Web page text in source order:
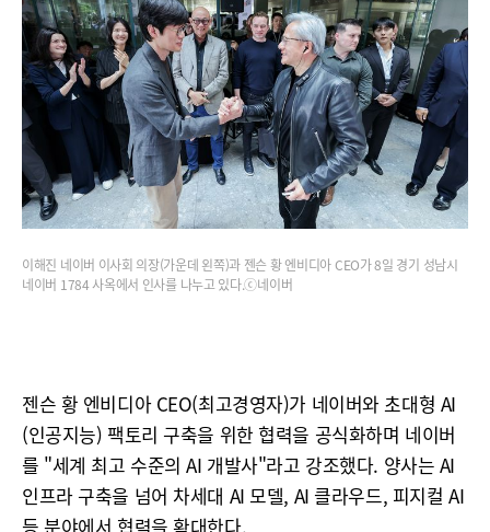
이해진 네이버 이사회 의장(가운데 왼쪽)과 젠슨 황 엔비디아 CEO가 8일 경기 성남시
네이버 1784 사옥에서 인사를 나누고 있다.ⓒ네이버
젠슨 황 엔비디아 CEO(최고경영자)가 네이버와 초대형 AI
(인공지능) 팩토리 구축을 위한 협력을 공식화하며 네이버
를 "세계 최고 수준의 AI 개발사"라고 강조했다. 양사는 AI
인프라 구축을 넘어 차세대 AI 모델, AI 클라우드, 피지컬 AI
등 분야에서 협력을 확대한다.